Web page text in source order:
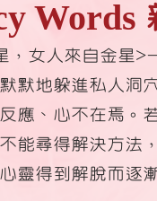
Words
，女人來自金星>
默地躲進私人洞
應、心不在焉。
能尋得解決方法
靈得到解脫而逐